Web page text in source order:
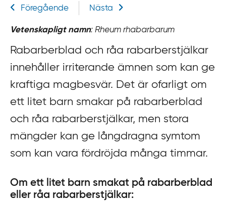
Relaterad information
Föregående Nästa
Vetenskapligt namn: Rheum rhabarbarum
Rabarberblad och råa rabarberstjälkar
innehåller irriterande ämnen som kan ge
kraftiga magbesvär. Det är ofarligt om
ett litet barn smakar på rabarberblad
och råa rabarberstjälkar, men stora
mängder kan ge långdragna symtom
som kan vara fördröjda många timmar.
Om ett litet barn smakat på rabarberblad
eller råa rabarberstjälkar: